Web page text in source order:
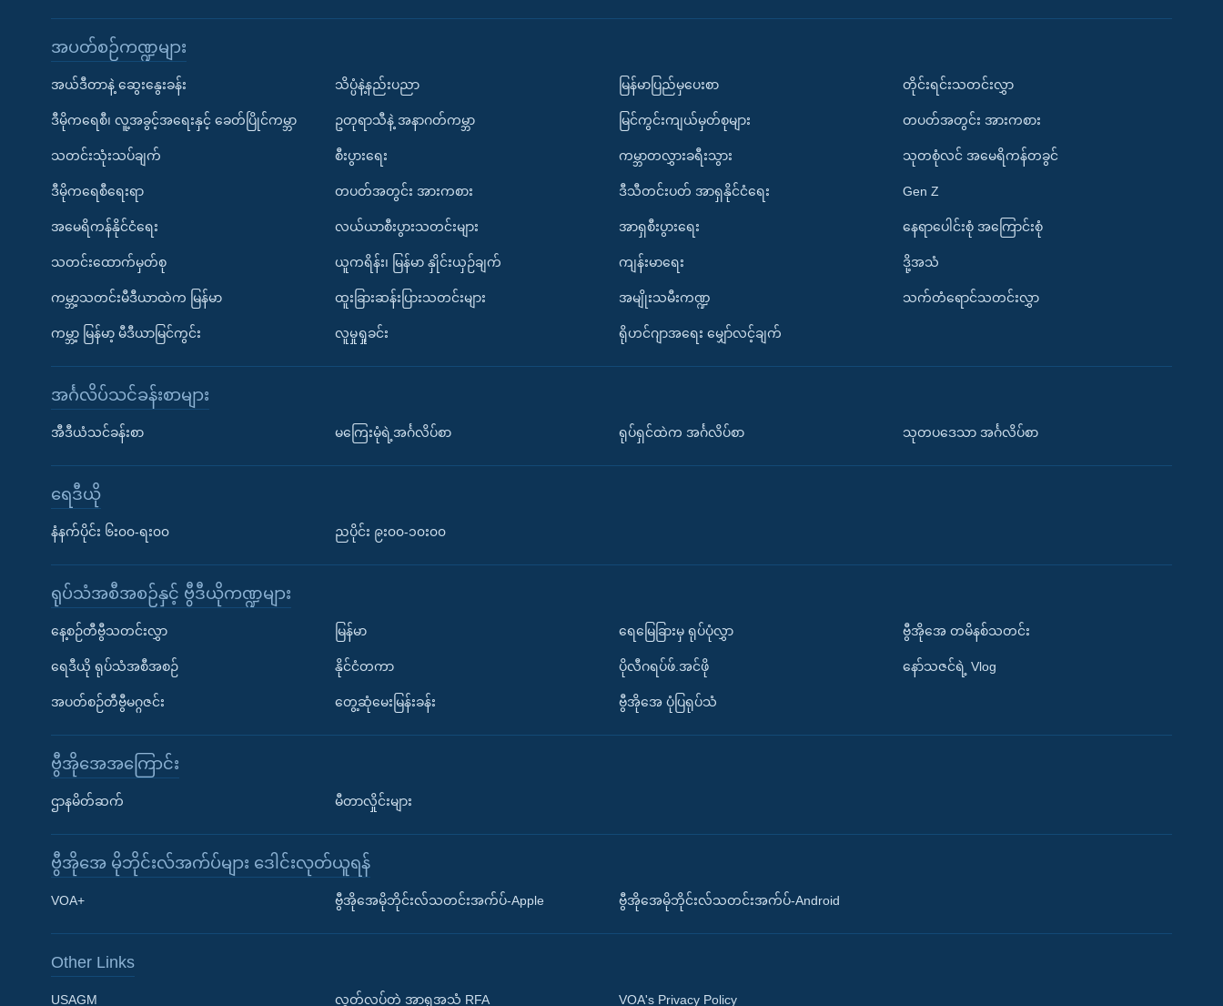
Learning English
အပတ်စဉ်ကဏ္ဍများ
အယ်ဒီတာနဲ့ ဆွေးနွေးခန်း
ဒီမိုကရေစီ၊ လူ့အခွင့်အရေးနှင့် ခေတ်ပြိုင်ကမ္ဘာ
သတင်းသုံးသပ်ချက်
ဒီမိုကရေစီရေးရာ
အမေရိကန်နိုင်ငံရေး
သတင်းထောက်မှတ်စု
ကမ္ဘာ့သတင်းမီဒီယာထဲက မြန်မာ
ကမ္ဘာ့ မြန်မာ့ မီဒီယာမြင်ကွင်း
သိပ္ပံနဲ့နည်းပညာ
ဥတုရာသီနဲ့ အနာဂတ်ကမ္ဘာ
စီးပွားရေး
တပတ်အတွင်း အားကစား
လယ်ယာစီးပွားသတင်းများ
ယူကရိန်း၊ မြန်မာ နှိုင်းယှဉ်ချက်
ထူးခြားဆန်းပြားသတင်းများ
လူမှုရှုခင်း
မြန်မာပြည်မှပေးစာ
မြင်ကွင်းကျယ်မှတ်စုများ
ကမ္ဘာတလွှားခရီးသွား
ဒီသီတင်းပတ် အာရှနိုင်ငံရေး
အာရှစီးပွားရေး
ကျန်းမာရေး
အမျိုးသမီးကဏ္ဍ
ရိုဟင်ဂျာအရေး မျှော်လင့်ချက်
တိုင်းရင်းသတင်းလွှာ
တပတ်အတွင်း အားကစား
သုတစုံလင် အမေရိကန်တခွင်
Gen Z
နေရာပေါင်းစုံ အကြောင်းစုံ
ဒို့အသံ
သက်တံရောင်သတင်းလွှာ
အင်္ဂလိပ်သင်ခန်းစာများ
အီဒီယံသင်ခန်းစာ မကြေးမုံရဲ့အင်္ဂလိပ်စာ ရုပ်ရှင်ထဲက အင်္ဂလိပ်စာ သုတပဒေသာ အင်္ဂလိပ်စာ
ရေဒီယို
နံနက်ပိုင်း ၆း၀၀-ရး၀၀ ညပိုင်း ၉း၀၀-၁၀း၀၀
ရုပ်သံအစီအစဉ်နှင့် ဗွီဒီယိုကဏ္ဍများ
နေ့စဉ်တီဗွီသတင်းလွှာ
ရေဒီယို ရုပ်သံအစီအစဉ်
အပတ်စဉ်တီဗွီမဂ္ဂဇင်း
မြန်မာ
နိုင်ငံတကာ
တွေ့ဆုံမေးမြန်းခန်း
ရေမြေခြားမှ ရုပ်ပုံလွှာ
ပိုလီဂရပ်ဖ်.အင်ဖို
ဗွီအိုအေ ပုံပြရုပ်သံ
ဗွီအိုအေ တမိနစ်သတင်း
နော်သဇင်ရဲ့ Vlog
ဗွီအိုအေအကြောင်း
ဌာနမိတ်ဆက် မီတာလှိုင်းများ
ဗွီအိုအေ မိုဘိုင်းလ်အက်ပ်များ ဒေါင်းလုတ်ယူရန်
VOA+ ဗွီအိုအေမိုဘိုင်းလ်သတင်းအက်ပ်-Apple ဗွီအိုအေမိုဘိုင်းလ်သတင်းအက်ပ်-Android
Other Links
USAGM လွတ်လပ်တဲ့ အာရှအသံ RFA VOA's Privacy Policy